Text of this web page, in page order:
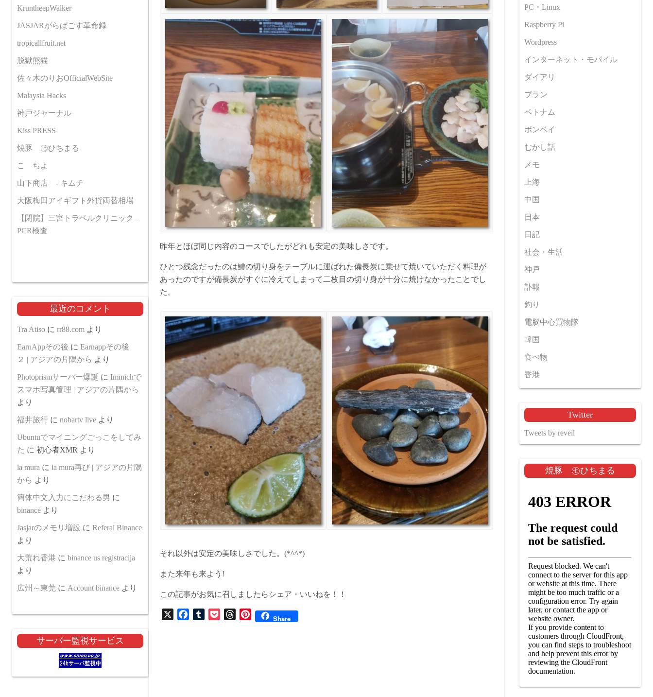
昨年とほぼ同じ内容のコースでしたがどれも安定の美味しさです。
ひとつ残念だったのは鱧の切り身をテーブルに運ばれた備長炭に乗せて焼いていただく料理が
あったのですが備長炭がすぐに冷えてしまって二枚目の切り身が十分に焼けなかったことでし
た。
それ以外は安定の美味しさでした。(*^^*)
また来年も来よう!
この記事がお気に召しましたらシェア・いいねを！！
X
P
Share
KruntheepWalker
JASJARがらぱごす革命録
tropicallfruit.net
脱獄熊猫
佐々木のりおOfficialWebSite
Malaysia Hacks
神戸ジャーナル
Kiss PRESS
焼豚 ㊆ひちまる
こゝちよ
山下商店 - キムチ
大阪梅田アイギフト外貨両替相場
【閉院】三宮トラベルクリニック –
PCR検査
最近のコメント
Tra Atiso に rr88.com より
EarnAppその後 に Earnappその後
２ | アジアの片隅から より
Photoprismサーバー爆誕 に Immichで
スマホ写真管理 | アジアの片隅から
より
福井旅行 に nobartv live より
Ubuntuでマイニングごっこをしてみ
た に 初心者XMR より
la mura に la mura再び | アジアの片隅
から より
簡体中文入力にこだわる男 に
binance より
Jasjarのメモリ増設 に Referal Binance
より
大荒れ香港 に binance us registracija
より
広州～東莞 に Account binance より
サーバー監視サービス
PC・Linux
Raspberry Pi
Wordpress
インターネット・モバイル
ダイアリ
ブラン
ベトナム
ボンベイ
むかし話
メモ
上海
中国
日本
日記
社会・生活
神戸
訃報
釣り
電脳中心買物隊
韓国
食べ物
香港
Twitter
Tweets by reveil
焼豚 ㊆ひちまる